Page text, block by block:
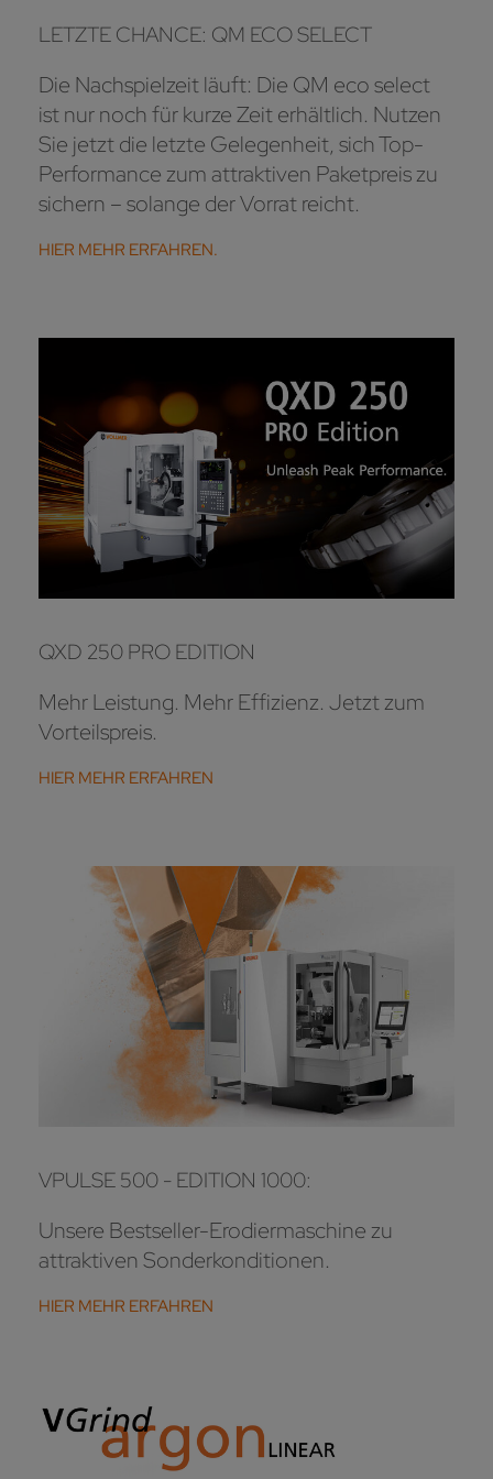
LETZTE CHANCE: QM ECO SELECT
Die Nachspielzeit läuft: Die QM eco select
ist nur noch für kurze Zeit erhältlich. Nutzen
Sie jetzt die letzte Gelegenheit, sich Top-
Performance zum attraktiven Paketpreis zu
sichern – solange der Vorrat reicht.
HIER MEHR ERFAHREN.
QXD 250 PRO EDITION
Mehr Leistung. Mehr Effizienz. Jetzt zum
Vorteilspreis.
HIER MEHR ERFAHREN
VPULSE 500 - EDITION 1000:
Unsere Bestseller-Erodiermaschine zu
attraktiven Sonderkonditionen.
HIER MEHR ERFAHREN